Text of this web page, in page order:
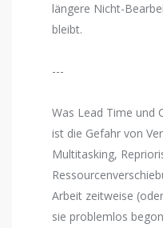
längere Nicht-
bleibt.
---
Was Lead Time und
ist die Gefahr von
Multitasking,
Arbeit zeitweise
sie problemlos